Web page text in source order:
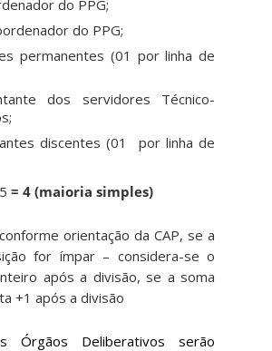
do PPG;
do PPG;
permanentes (01 por linha de
dos servidores Técnico-
discentes (01 por linha de
= 4(maioria simples)
orientação da CAP, se a
for ímpar – considera-se o
após a divisão, se a soma
+1 após a divisão
Órgãos Deliberativos serão